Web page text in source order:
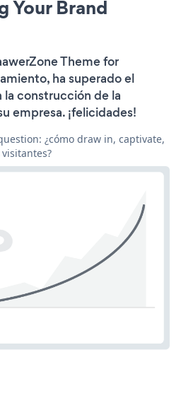
Your Brand
Theme for
ha superado el
la construcción de la
empresa. ¡felicidades!
¿cómo draw in, captivate,